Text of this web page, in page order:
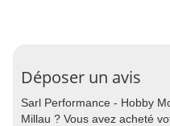
Déposer un avis
Sarl Performance - Hobby
Millau ? Vous avez acheté